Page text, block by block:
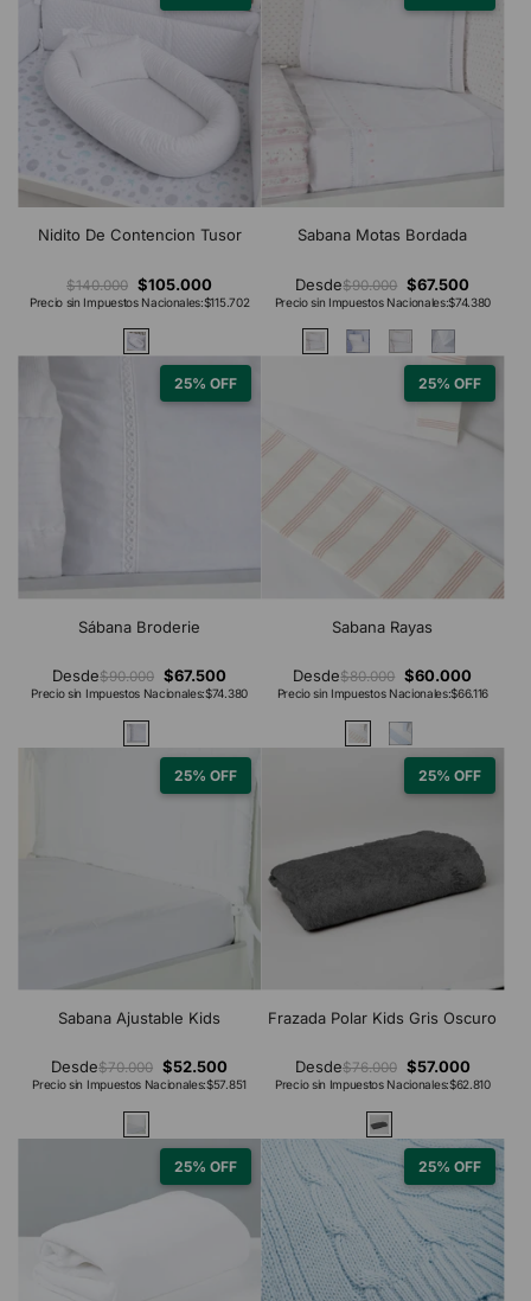
Nidito De Contencion Tusor
$140.000 $105.000
Precio sin Impuestos Nacionales:$115.702
Sabana Motas Bordada
Desde$90.000 $67.500
Precio sin Impuestos Nacionales:$74.380
25% OFF
Sábana Broderie
Desde$90.000 $67.500
Precio sin Impuestos Nacionales:$74.380
25% OFF
Sabana Rayas
Desde$80.000 $60.000
Precio sin Impuestos Nacionales:$66.116
25% OFF
Sabana Ajustable Kids
Desde$70.000 $52.500
Precio sin Impuestos Nacionales:$57.851
25% OFF
Frazada Polar Kids Gris Oscuro
Desde$76.000 $57.000
Precio sin Impuestos Nacionales:$62.810
25% OFF 25% OFF